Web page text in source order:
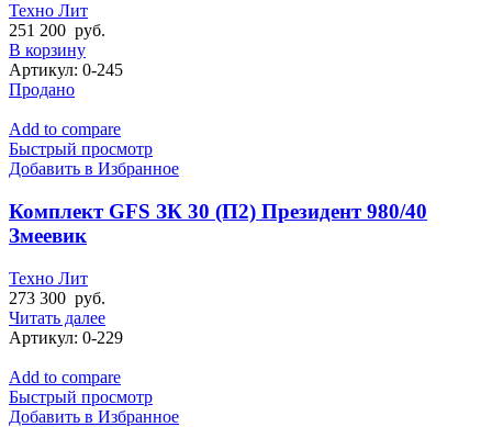
Техно Лит
251 200 руб.
В корзину
Артикул: 0-245
Продано
Add to compare
Быстрый просмотр
Добавить в Избранное
Комплект GFS ЗК 30 (П2) Президент 980/40
Змеевик
Техно Лит
273 300 руб.
Читать далее
Артикул: 0-229
Add to compare
Быстрый просмотр
Добавить в Избранное